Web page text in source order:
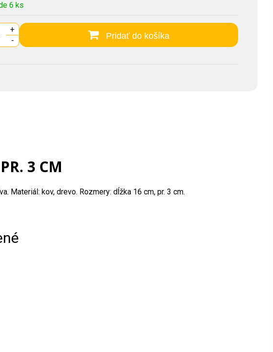
6 ks
+
-
Pridať do košíka
3 CM
Materiál: kov, drevo. Rozmery: dĺžka 16 cm, pr. 3 cm.